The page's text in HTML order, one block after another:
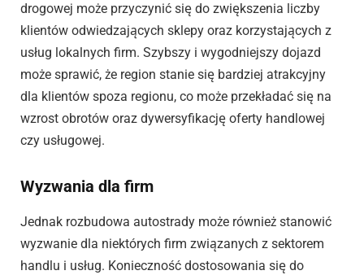
drogowej może przyczynić się do zwiększenia liczby
klientów odwiedzających sklepy oraz korzystających z
usług lokalnych firm. Szybszy i wygodniejszy dojazd
może sprawić, że region stanie się bardziej atrakcyjny
dla klientów spoza regionu, co może przekładać się na
wzrost obrotów oraz dywersyfikację oferty handlowej
czy usługowej.
Wyzwania dla firm
Jednak rozbudowa autostrady może również stanowić
wyzwanie dla niektórych firm związanych z sektorem
handlu i usług. Konieczność dostosowania się do